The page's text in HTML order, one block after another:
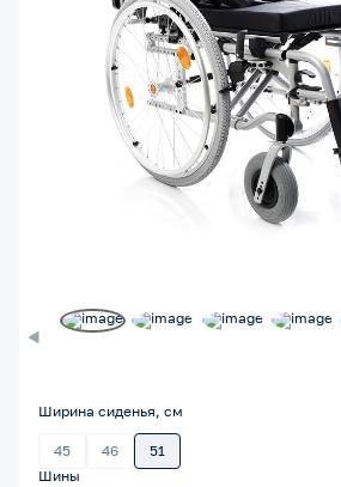
Ширина сиденья, см
45 46
51
Шины